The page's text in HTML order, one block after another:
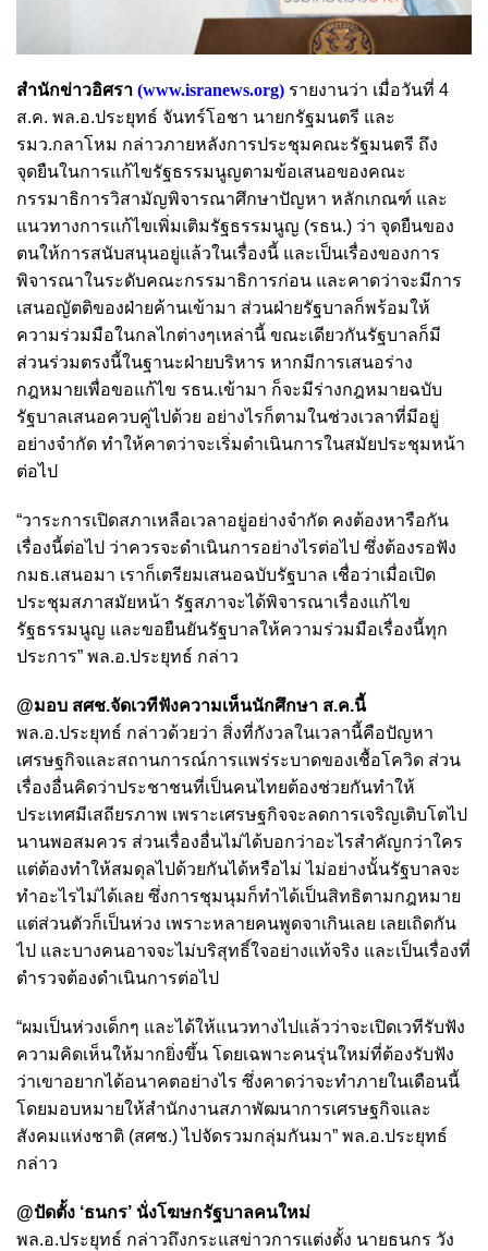
สำนักข่าวอิศรา (www.isranews.org) รายงานว่า เมื่อวันที่ 4
ส.ค. พล.อ.ประยุทธ์ จันทร์โอชา นายกรัฐมนตรี และ
รมว.กลาโหม กล่าวภายหลังการประชุมคณะรัฐมนตรี ถึง
จุดยืนในการแก้ไขรัฐธรรมนูญตามข้อเสนอของคณะ
กรรมาธิการวิสามัญพิจารณาศึกษาปัญหา หลักเกณฑ์ และ
แนวทางการแก้ไขเพิ่มเติมรัฐธรรมนูญ (รธน.) ว่า จุดยืนของ
ตนให้การสนับสนุนอยู่แล้วในเรื่องนี้ และเป็นเรื่องของการ
พิจารณาในระดับคณะกรรมาธิการก่อน และคาดว่าจะมีการ
เสนอญัตติของฝ่ายค้านเข้ามา ส่วนฝ่ายรัฐบาลก็พร้อมให้
ความร่วมมือในกลไกต่างๆเหล่านี้ ขณะเดียวกันรัฐบาลก็มี
ส่วนร่วมตรงนี้ในฐานะฝ่ายบริหาร หากมีการเสนอร่าง
กฎหมายเพื่อขอแก้ไข รธน.เข้ามา ก็จะมีร่างกฎหมายฉบับ
รัฐบาลเสนอควบคู่ไปด้วย อย่างไรก็ตามในช่วงเวลาที่มีอยู่
อย่างจำกัด ทำให้คาดว่าจะเริ่มดำเนินการในสมัยประชุมหน้า
ต่อไป
“วาระการเปิดสภาเหลือเวลาอยู่อย่างจำกัด คงต้องหารือกัน
เรื่องนี้ต่อไป ว่าควรจะดำเนินการอย่างไรต่อไป ซึ่งต้องรอฟัง
กมธ.เสนอมา เราก็เตรียมเสนอฉบับรัฐบาล เชื่อว่าเมื่อเปิด
ประชุมสภาสมัยหน้า รัฐสภาจะได้พิจารณาเรื่องแก้ไข
รัฐธรรมนูญ และขอยืนยันรัฐบาลให้ความร่วมมือเรื่องนี้ทุก
ประการ” พล.อ.ประยุทธ์ กล่าว
@มอบ สศช.จัดเวทีฟังความเห็นนักศึกษา ส.ค.นี้
พล.อ.ประยุทธ์ กล่าวด้วยว่า สิ่งที่กังวลในเวลานี้คือปัญหา
เศรษฐกิจและสถานการณ์การแพร่ระบาดของเชื้อโควิด ส่วน
เรื่องอื่นคิดว่าประชาชนที่เป็นคนไทยต้องช่วยกันทำให้
ประเทศมีเสถียรภาพ เพราะเศรษฐกิจจะลดการเจริญเติบโตไป
นานพอสมควร ส่วนเรื่องอื่นไม่ได้บอกว่าอะไรสำคัญกว่าใคร
แต่ต้องทำให้สมดุลไปด้วยกันได้หรือไม่ ไม่อย่างนั้นรัฐบาลจะ
ทำอะไรไม่ได้เลย ซึ่งการชุมนุมก็ทำได้เป็นสิทธิตามกฎหมาย
แต่ส่วนตัวก็เป็นห่วง เพราะหลายคนพูดจาเกินเลย เลยเถิดกัน
ไป และบางคนอาจจะไม่บริสุทธิ์ใจอย่างแท้จริง และเป็นเรื่องที่
ตำรวจต้องดำเนินการต่อไป
“ผมเป็นห่วงเด็กๆ และได้ให้แนวทางไปแล้วว่าจะเปิดเวทีรับฟัง
ความคิดเห็นให้มากยิ่งขึ้น โดยเฉพาะคนรุ่นใหม่ที่ต้องรับฟัง
ว่าเขาอยากได้อนาคตอย่างไร ซึ่งคาดว่าจะทำภายในเดือนนี้
โดยมอบหมายให้สำนักงานสภาพัฒนาการเศรษฐกิจและ
สังคมแห่งชาติ (สศช.) ไปจัดรวมกลุ่มกันมา” พล.อ.ประยุทธ์
กล่าว
@ปัดตั้ง ‘ธนกร’ นั่งโฆษกรัฐบาลคนใหม่
พล.อ.ประยุทธ์ กล่าวถึงกระแสข่าวการแต่งตั้ง นายธนกร วัง